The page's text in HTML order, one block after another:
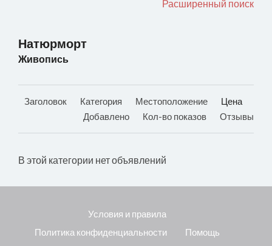
Расширенный поиск
Натюрморт
Живопись
Заголовок Категория Местоположение
Цена
Добавлено
Кол-во показов Отзывы
В этой категории нет объявлений
Условия и правила
Политика конфиденциальности
Помощь